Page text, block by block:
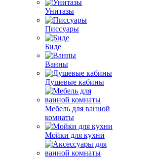
Унитазы
Писсуары
Биде
Ванны
Душевые кабины
Мебель для ванной
комнаты
Мойки для кухни